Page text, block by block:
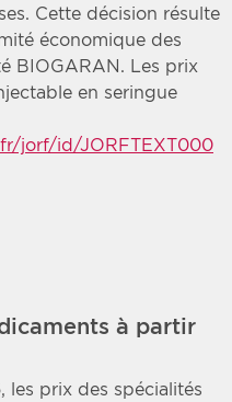
Cette décision résulte
économique des
BIOGARAN. Les prix
en seringue
jorf/id/JORFTEXT000
à partir
prix des spécialités